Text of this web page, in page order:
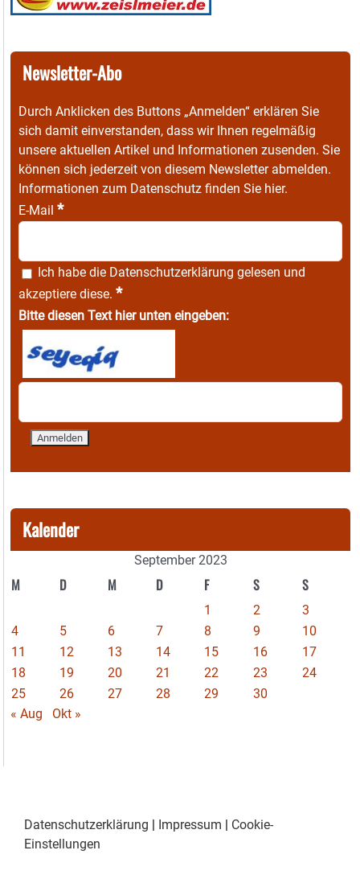
Newsletter-Abo
Durch Anklicken des Buttons „Anmelden“ erklären Sie
sich damit einverstanden, dass wir Ihnen regelmäßig
unsere aktuellen Artikel und Informationen zusenden. Sie
können sich jederzeit von diesem Newsletter abmelden.
Informationen zum Datenschutz finden Sie hier.
E-Mail *
Ich habe die Datenschutzerklärung gelesen und
akzeptiere diese. *
Bitte diesen Text hier unten eingeben:
Kalender
September 2023
M D M D F S S
1 2
3
4
5 6 7 8 9
10
11
12 13 14 15 16
17
18
19 20 21 22 23
24
25
26 27 28 29
30
« Aug
Okt »
Datenschutzerklärung Impressum
Cookie-
Einstellungen